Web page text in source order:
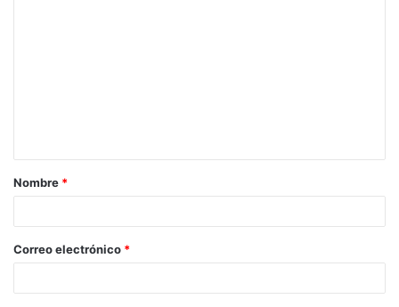
Nombre *
Correo electrónico *